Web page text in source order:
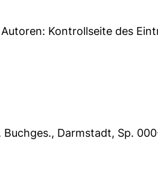
Kontrollseite des
Darmstadt, Sp.